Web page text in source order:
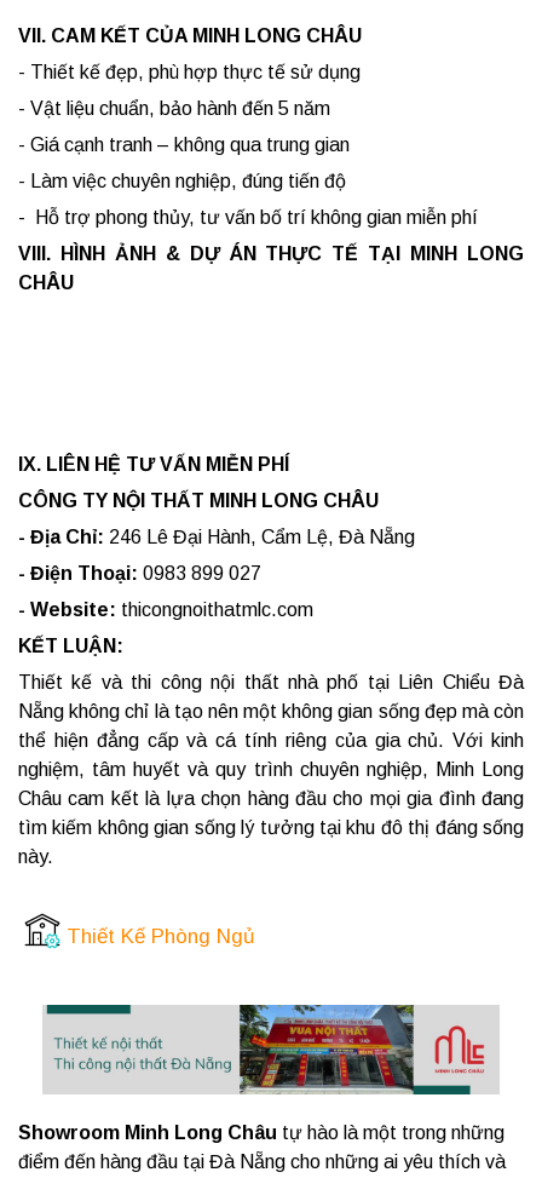
VII. CAM KẾT CỦA MINH LONG CHÂU
- Thiết kế đẹp, phù hợp thực tế sử dụng
- Vật liệu chuẩn, bảo hành đến 5 năm
- Giá cạnh tranh – không qua trung gian
- Làm việc chuyên nghiệp, đúng tiến độ
- Hỗ trợ phong thủy, tư vấn bố trí không gian miễn phí
VIII. HÌNH ẢNH & DỰ ÁN THỰC TẾ TẠI MINH LONG
CHÂU
IX. LIÊN HỆ TƯ VẤN MIỄN PHÍ
CÔNG TY NỘI THẤT MINH LONG CHÂU
- Địa Chỉ: 246 Lê Đại Hành, Cẩm Lệ, Đà Nẵng
- Điện Thoại: 0983 899 027
- Website: thicongnoithatmlc.com
KẾT LUẬN:
Thiết kế và thi công nội thất nhà phố tại Liên Chiểu Đà
Nẵng không chỉ là tạo nên một không gian sống đẹp mà còn
thể hiện đẳng cấp và cá tính riêng của gia chủ. Với kinh
nghiệm, tâm huyết và quy trình chuyên nghiệp, Minh Long
Châu cam kết là lựa chọn hàng đầu cho mọi gia đình đang
tìm kiếm không gian sống lý tưởng tại khu đô thị đáng sống
này.
Thiết Kế Phòng Ngủ
Showroom Minh Long Châu tự hào là một trong những
điểm đến hàng đầu tại Đà Nẵng cho những ai yêu thích và